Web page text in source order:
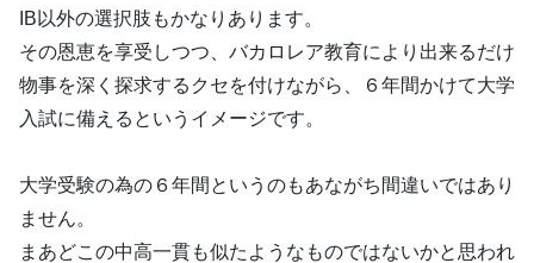
IB以外の選択肢もかなりあります。
その恩恵を享受しつつ、バカロレア教育により出来るだけ
物事を深く探求するクセを付けながら、６年間かけて大学
入試に備えるというイメージです。
大学受験の為の６年間というのもあながち間違いではあり
ません。
まあどこの中高一貫も似たようなものではないかと思われ